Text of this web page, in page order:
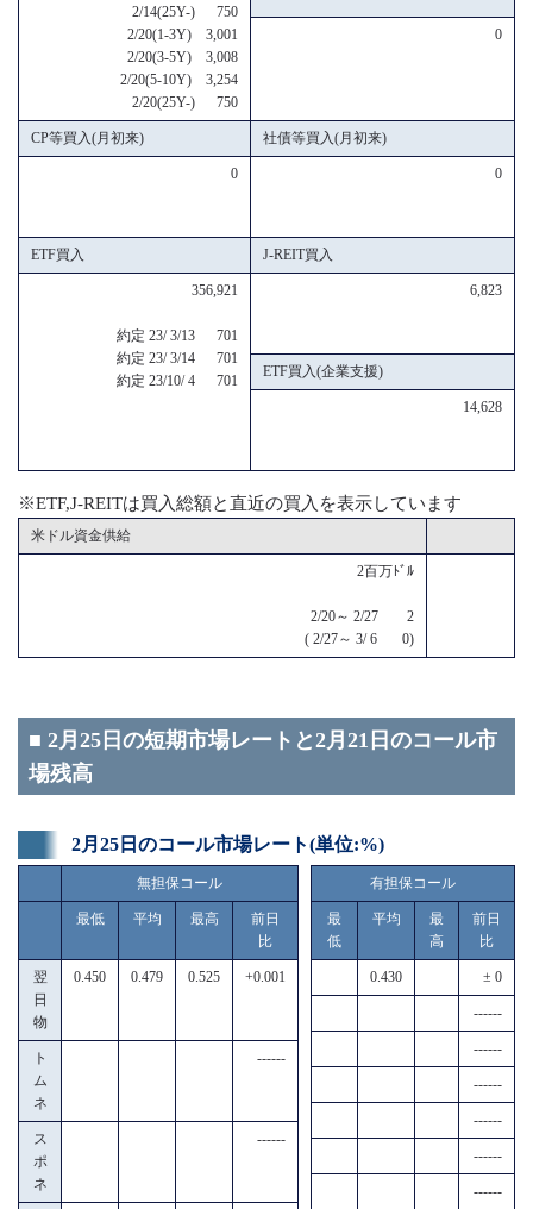
2/14(25Y-) 750
2/20(1-3Y) 3,001
2/20(3-5Y) 3,008
2/20(5-10Y) 3,254
2/20(25Y-) 750
0
CP等買入(月初来) 社債等買入(月初来)
0 0
ETF買入 J-REIT買入
356,921
約定 23/ 3/13 701
約定 23/ 3/14 701
約定 23/10/ 4 701
6,823
ETF買入(企業支援)
14,628
※ETF,J-REITは買入総額と直近の買入を表示しています
米ドル資金供給
2百万ﾄﾞﾙ
2/20～ 2/27 2
( 2/27～ 3/ 6 0)
■ 2月25日の短期市場レートと2月21日のコール市
場残高
2月25日のコール市場レート(単位:%)
無担保コール
最低 平均 最高
前日
比
翌
日
物
0.450 0.479 0.525 +0.001
ト
ム
ネ
------
ス
ポ
ネ
------
有担保コール
最
低
平均
最
高
前日
比
0.430 ± 0
------
------
------
------
------
------